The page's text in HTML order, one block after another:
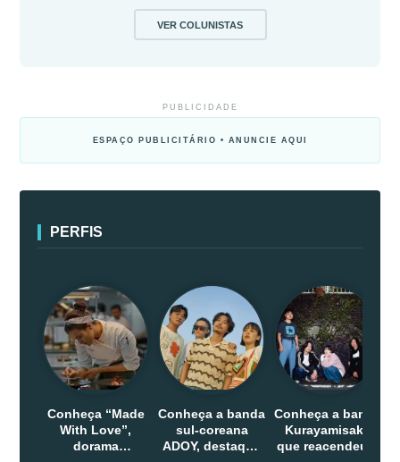
VER COLUNISTAS
PUBLICIDADE
ESPAÇO PUBLICITÁRIO • ANUNCIE AQUI
PERFIS
Conheça “Made
With Love”,
dorama
Conheça a banda
sul-coreana
ADOY, destaque
Conheça a banda
Kurayamisaka
que reacendeu o